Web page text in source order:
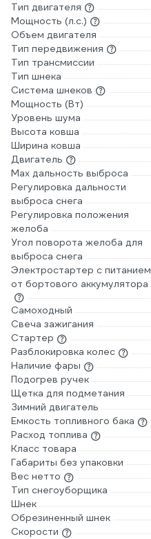
Тип двигателя
Мощность (л.с.)
Объем двигателя
Тип передвижения
Тип трансмиссии
Тип шнека
Система шнеков
Мощность (Вт)
Уровень шума
Высота ковша
Ширина ковша
Двигатель
Max дальность выброса
Регулировка дальности
выброса снега
Регулировка положения
желоба
Угол поворота желоба для
выброса снега
Электростартер с питанием
от бортового аккумулятора
Самоходный
Свеча зажигания
Стартер
Разблокировка колес
Наличие фары
Подогрев ручек
Щетка для подметания
Зимний двигатель
Емкость топливного бака
Расход топлива
Класс товара
Габариты без упаковки
Вес нетто
Тип снегоуборщика
Шнек
Обрезиненный шнек
Скорости